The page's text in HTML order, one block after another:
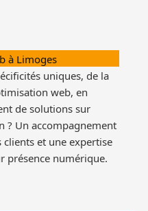
à Limoges
uniques, de la
web, en
de solutions sur
? Un accompagnement
et une expertise
présence numérique.